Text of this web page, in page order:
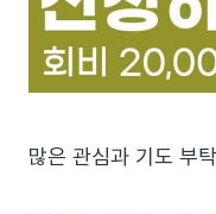
많은 관심과 기도 부